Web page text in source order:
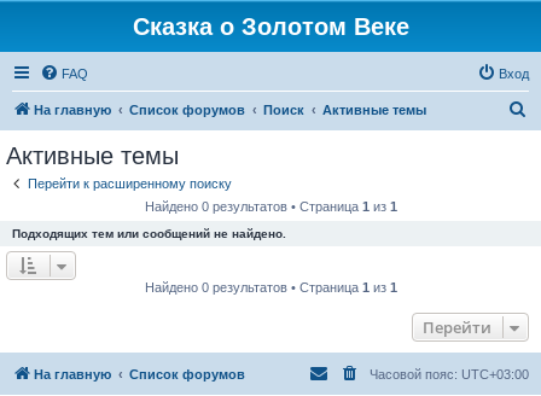
Сказка о Золотом Веке
FAQ Вход
На главную Список форумов Поиск Активные темы
Активные темы
Перейти к расширенному поиску
Найдено 0 результатов • Страница 1 из 1
Подходящих тем или сообщений не найдено.
Найдено 0 результатов • Страница 1 из 1
Перейти
На главную Список форумов Часовой пояс: UTC+03:00